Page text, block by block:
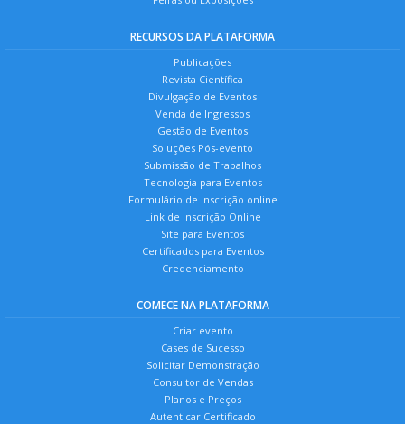
RECURSOS DA PLATAFORMA
Publicações
Revista Científica
Divulgação de Eventos
Venda de Ingressos
Gestão de Eventos
Soluções Pós-evento
Submissão de Trabalhos
Tecnologia para Eventos
Formulário de Inscrição online
Link de Inscrição Online
Site para Eventos
Certificados para Eventos
Credenciamento
COMECE NA PLATAFORMA
Criar evento
Cases de Sucesso
Solicitar Demonstração
Consultor de Vendas
Planos e Preços
Autenticar Certificado